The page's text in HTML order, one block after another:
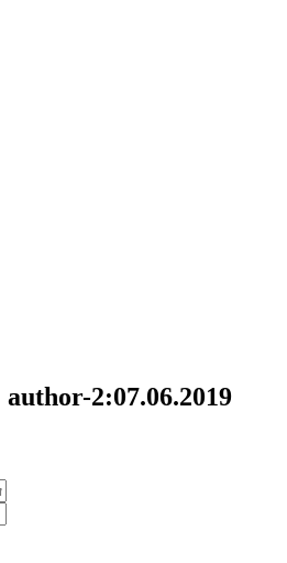
author-2:07.06.2019